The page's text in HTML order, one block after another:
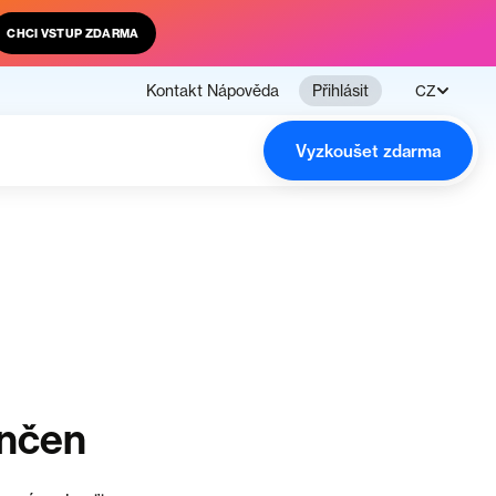
CHCI VSTUP ZDARMA
Kontakt Nápověda Přihlásit CZ
Vyzkoušet zdarma